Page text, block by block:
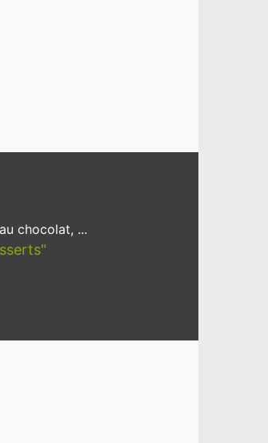
chocolat, ...